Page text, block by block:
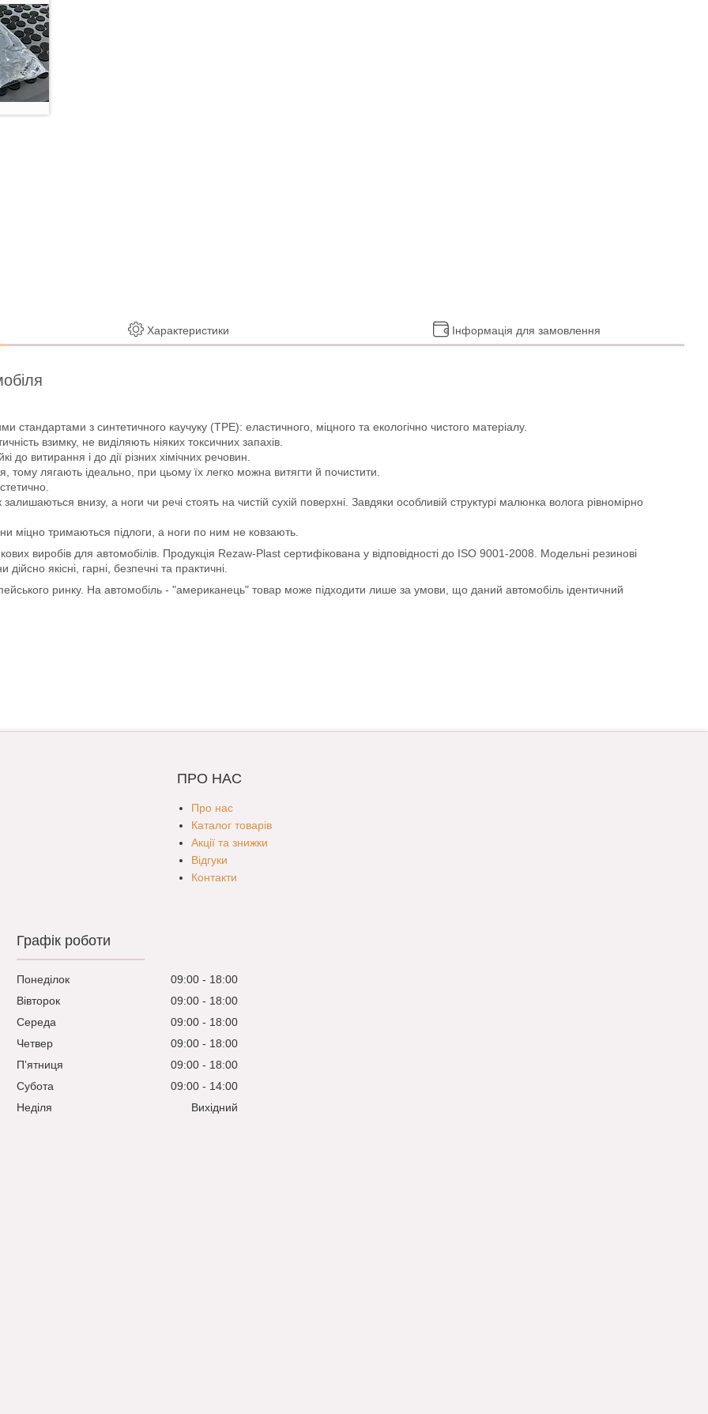
Характеристики Інформація для замовлення
стандартами з синтетичного каучуку (ТРЕ): еластичного, міцного та екологічно чистого матеріалу.
взимку, не виділяють ніяких токсичних запахів.
до витирання і до дії різних хімічних речовин.
тому лягають ідеально, при цьому їх легко можна витягти й почистити.
внизу, а ноги чи речі стоять на чистій сухій поверхні. Завдяки особливій структурі малюнка волога рівномірно
міцно тримаються підлоги, а ноги по ним не ковзають.
виробів для автомобілів. Продукція Rezaw-Plast сертифікована у відповідності до ISO 9001-2008. Модельні резинові
якісні, гарні, безпечні та практичні.
ринку. На автомобіль - "американець" товар може підходити лише за умови, що даний автомобіль ідентичний
ПРО НАС
Про нас
Каталог товарів
Акції та знижки
Відгуки
Контакти
Графік роботи
Понеділок 09:00
18:00
Вівторок
09:00
18:00
Середа
09:00
18:00
Четвер
09:00
18:00
Пʼятниця
09:00
18:00
Субота
09:00
14:00
Неділя
Вихідний